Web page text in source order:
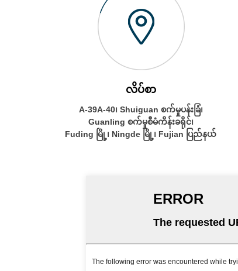
လိပ်စာ
A-39A-40၊ Shuiguan စက်မှုပန်းခြံ၊
Guanling စက်မှုစီမံကိန်းခရိုင်၊
Fuding မြို့၊ Ningde မြို့၊ Fujian ပြည်နယ်